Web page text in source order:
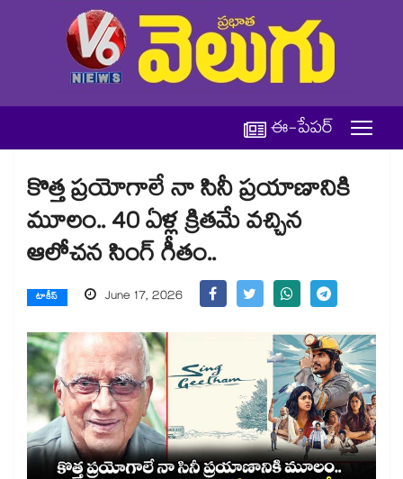
ఈ-పేపర్
కొత్త ప్రయోగాలే నా సినీ ప్రయాణానికి
మూలం.. 40 ఏళ్ల క్రితమే వచ్చిన
ఆలోచన సింగ్ గీతం..
టాకీస్ June 17, 2026